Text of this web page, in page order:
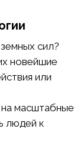
сил?
новейшие
или
масштабные
людей к